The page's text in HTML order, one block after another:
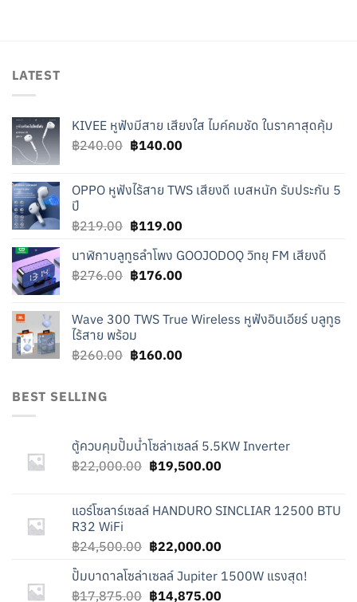
LATEST
KIVEE หูฟังมีสาย เสียงใส ไมค์คมชัด ในราคาสุดคุ้ม
฿240.00 Original
฿240.00.
฿140.00Current
฿140.00.
OPPO หูฟังไร้สาย TWS เสียงดี เบสหนัก รับประกัน 5
ปี
฿219.00 Original
was:
฿219.00.
฿119.00Current
is:
฿119.00.
นาฬิกาบลูทูธลำโพง GOOJODOQ วิทยุ FM เสียงดี
฿276.00 Original
฿276.00.
฿176.00Current
฿176.00.
Wave 300 TWS True Wireless หูฟังอินเอียร์ บลูทูธ
ไร้สาย พร้อม
฿260.00 Original
฿160.00Current
BEST SELLING
ตู้ควบคุมปั๊มน้ำโซล่าเซลล์ 5.5KW Inverter
฿22,000.00 Original
฿22,000.00.
฿19,500.00Current
฿19,500.00.
แอร์โซลาร์เซลล์ HANDURO SINCLIAR 12500 BTU
R32 WiFi
฿24,500.00 Original
was:
฿24,500.00.
฿22,000.00Current
is:
฿22,000.00.
ปั๊มบาดาลโซล่าเซลล์ Jupiter 1500W แรงสุด!
฿17,875.00 Original
฿14,875.00Current